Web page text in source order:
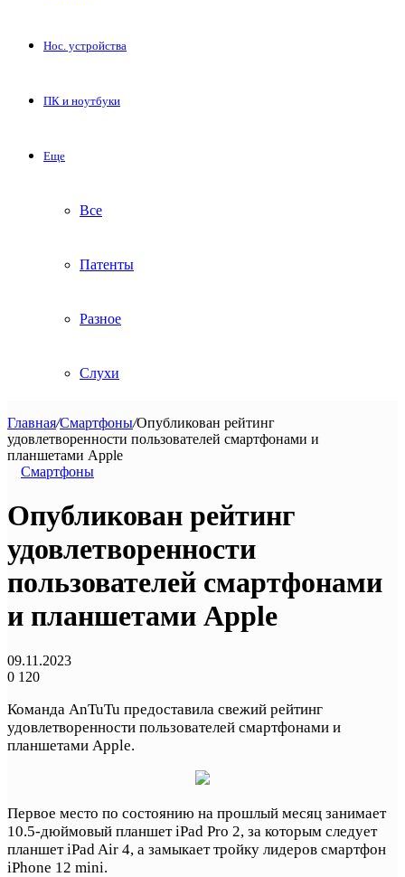
Нос. устройства
ПК и ноутбуки
Еще
Все
Патенты
Разное
Слухи
Главная/Смартфоны/Опубликован рейтинг
удовлетворенности пользователей смартфонами и
планшетами Apple
Смартфоны
Опубликован рейтинг
удовлетворенности
пользователей смартфонами
и планшетами Apple
09.11.2023
0 120
Команда AnTuTu предоставила свежий рейтинг
удовлетворенности пользователей смартфонами и
планшетами Apple.
Первое место по состоянию на прошлый месяц занимает
10.5-дюймовый планшет iPad Pro 2, за которым следует
планшет iPad Air 4, а замыкает тройку лидеров смартфон
iPhone 12 mini.